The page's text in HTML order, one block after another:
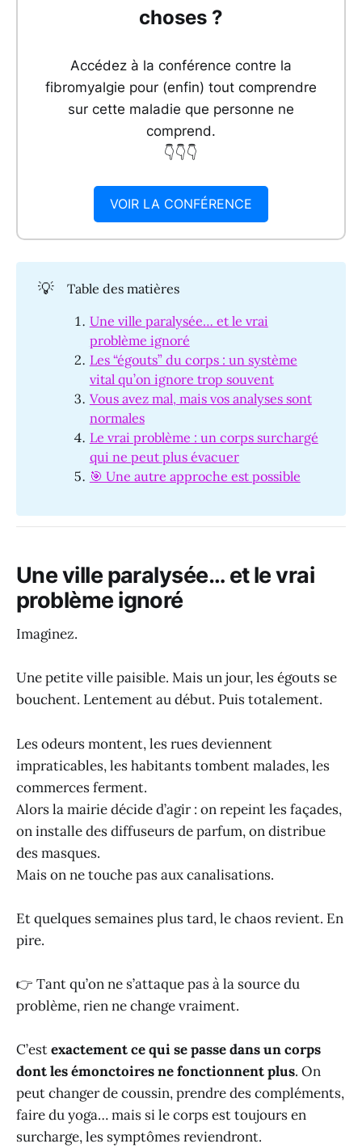
choses ?
Accédez à la conférence contre la
fibromyalgie pour (enfin) tout comprendre
sur cette maladie que personne ne
comprend.
👇👇👇
VOIR LA CONFÉRENCE
💡 Table des matières
Une ville paralysée… et le vrai
problème ignoré
Les “égouts” du corps : un système
vital qu’on ignore trop souvent
Vous avez mal, mais vos analyses sont
normales
Le vrai problème : un corps surchargé
qui ne peut plus évacuer
🎯 Une autre approche est possible
Une ville paralysée… et le vrai
problème ignoré
Imaginez.
Une petite ville paisible. Mais un jour, les égouts se
bouchent. Lentement au début. Puis totalement.
Les odeurs montent, les rues deviennent
impraticables, les habitants tombent malades, les
commerces ferment.
Alors la mairie décide d’agir : on repeint les façades,
on installe des diffuseurs de parfum, on distribue
des masques.
Mais on ne touche pas aux canalisations.
Et quelques semaines plus tard, le chaos revient. En
pire.
👉 Tant qu’on ne s’attaque pas à la source du
problème, rien ne change vraiment.
C’estexactement ce qui se passe dans un corps
dont les émonctoires ne fonctionnent plus. On
peut changer de coussin, prendre des compléments,
faire du yoga… mais si le corps est toujours en
surcharge, les symptômes reviendront.